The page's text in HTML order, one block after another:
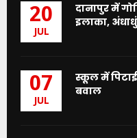
20
JUL
दानापुर में
इलाका,
07
JUL
स्कूल में
बवाल